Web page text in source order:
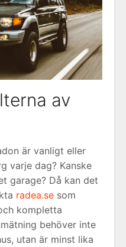
av
är vanligt eller
varje dag? Kanske
garage? Då kan det
radea.se som
kompletta
behöver inte
utan är minst lika